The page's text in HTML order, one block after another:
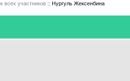
всех участников :: Нургуль Жексенбина